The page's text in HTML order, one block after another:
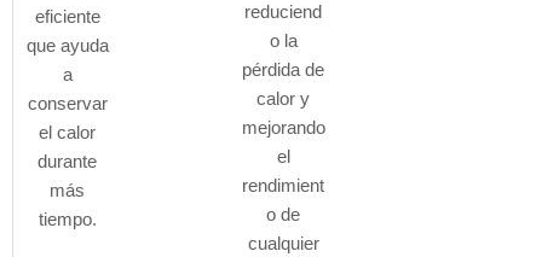
eficiente
que ayuda
a
conservar
el calor
durante
más
tiempo.
reduciend
o la
pérdida de
calor y
mejorando
el
rendimient
o de
cualquier